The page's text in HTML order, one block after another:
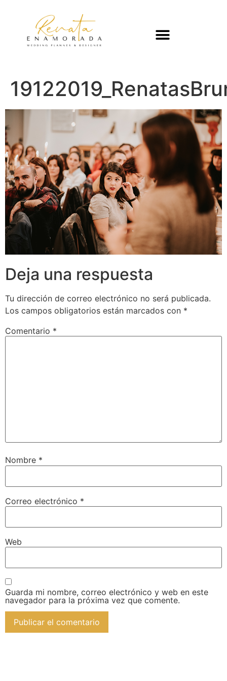
Deja una respuesta
Tu dirección de correo electrónico no será publicada.
Los campos obligatorios están marcados con *
Comentario *
Nombre *
Correo electrónico *
Web
Guarda mi nombre, correo electrónico y web en este
navegador para la próxima vez que comente.